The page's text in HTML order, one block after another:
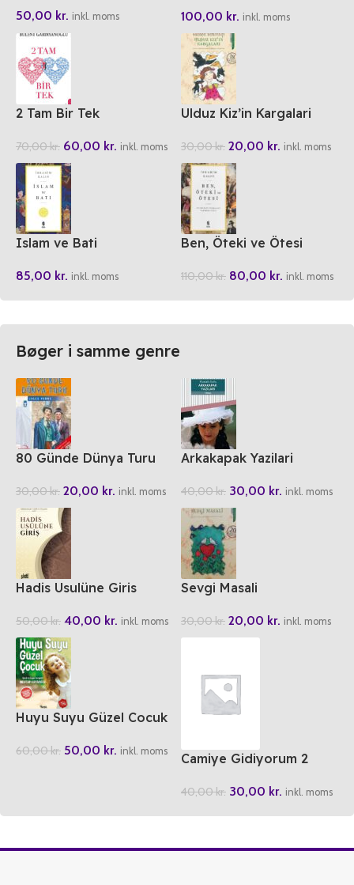
50,00 kr. inkl. moms 100,00 kr. inkl. moms
2 Tam Bir Tek
70,00kr. 60,00 kr. inkl. moms
Ulduz Kiz’in Kargalari
30,00kr. 20,00 kr. inkl. moms
Islam ve Bati
85,00 kr. inkl. moms
Ben, Öteki ve Ötesi
110,00kr. 80,00 kr. inkl. moms
Bøger i samme genre
80 Günde Dünya Turu
30,00kr. 20,00 kr. inkl. moms
Arkakapak Yazilari
40,00kr. 30,00 kr. inkl. moms
Hadis Usulüne Giris
50,00kr. 40,00 kr. inkl. moms
Sevgi Masali
30,00kr. 20,00 kr. inkl. moms
Huyu Suyu Güzel Cocuk
60,00kr. 50,00 kr. inkl. moms Camiye Gidiyorum 2
40,00kr. 30,00 kr. inkl. moms